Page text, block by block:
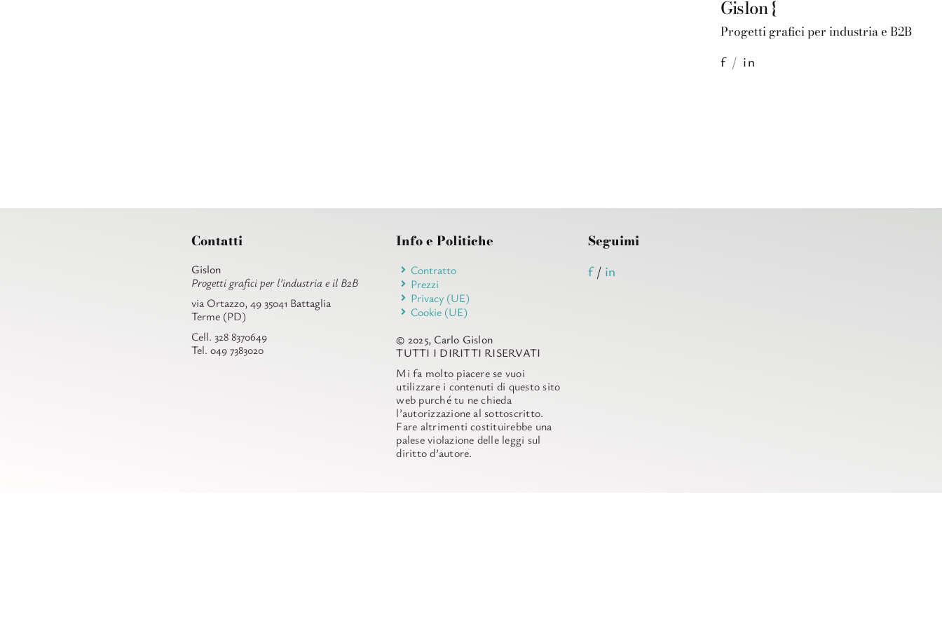
Gislon {
Progetti grafici per industria e B2B
f / in
Contatti
Gislon
Progetti grafici per l’industria e il B2B
via Ortazzo, 49 35041 Battaglia
Terme (PD)
Cell. 328 8370649
Tel. 049 7383020
Info e Politiche
Contratto
Prezzi
Privacy (UE)
Cookie (UE)
© 2025, Carlo Gislon
TUTTI I DIRITTI RISERVATI
Mi fa molto piacere se vuoi
utilizzare i contenuti di questo sito
web purché tu ne chieda
l’autorizzazione al sottoscritto.
Fare altrimenti costituirebbe una
palese violazione delle leggi sul
diritto d’autore.
Seguimi
f/ in